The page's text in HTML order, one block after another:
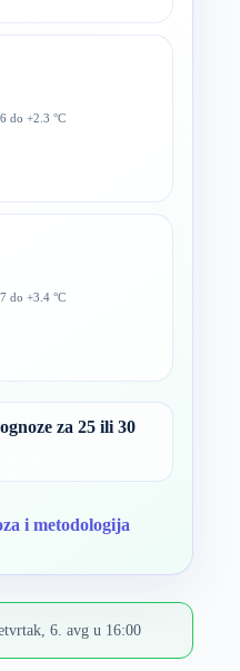
do +2.3 °C
do +3.4 °C
za 25 ili 30
i metodologija
6. avg u 16:00